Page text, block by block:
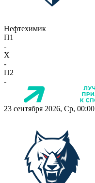
Нефтехимик
П1
-
X
-
П2
-
23 сентября 2026, Ср, 00:00